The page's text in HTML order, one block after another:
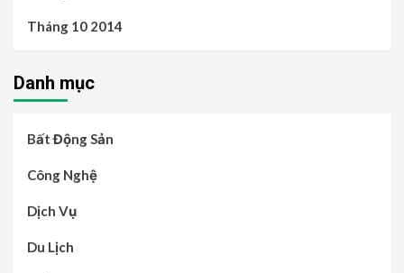
Tháng 10 2014
Danh mục
Bất Động Sản
Công Nghệ
Dịch Vụ
Du Lịch